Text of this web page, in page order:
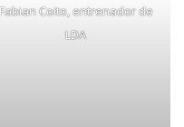
Fabian Coito, entrenador de
LDA